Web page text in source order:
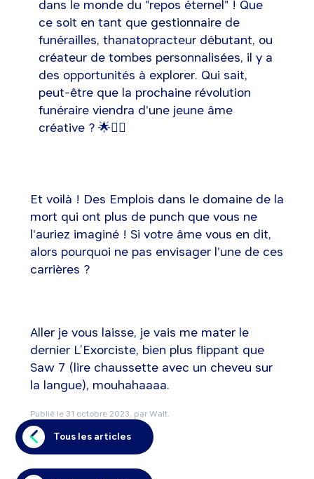
Tous les articles
dans le monde du "repos éternel" ! Que
ce soit en tant que gestionnaire de
funérailles, thanatopracteur débutant, ou
créateur de tombes personnalisées, il y a
des opportunités à explorer. Qui sait,
peut-être que la prochaine révolution
funéraire viendra d'une jeune âme
créative ? 🌟🧟‍♂️
Et voilà ! Des Emplois dans le domaine de la
mort qui ont plus de punch que vous ne
l'auriez imaginé ! Si votre âme vous en dit,
alors pourquoi ne pas envisager l'une de ces
carrières ?
Aller je vous laisse, je vais me mater le
dernier L’Exorciste, bien plus flippant que
Saw 7 (lire chaussette avec un cheveu sur
la langue), mouhahaaaa.
Publié le 31 octobre 2023 , par Walt.